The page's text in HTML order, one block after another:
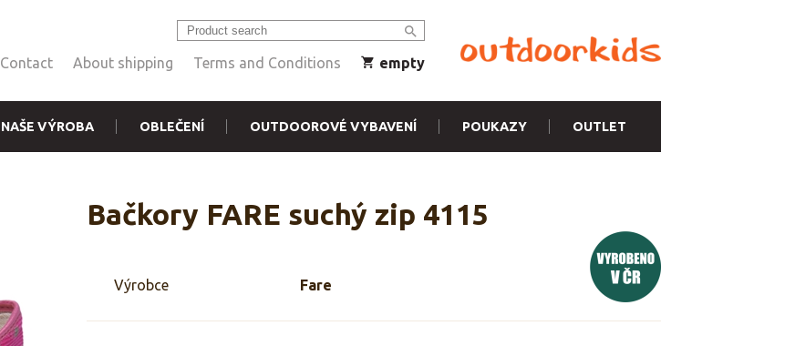
Contact About shipping Terms and Conditions empty
NAŠE VÝROBA OBLEČENÍ OUTDOOROVÉ VYBAVENÍ POUKAZY OUTLET
Bačkory FARE suchý zip 4115
Výrobce Fare